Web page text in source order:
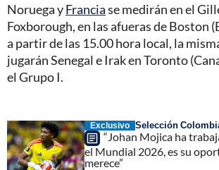
Noruega yFranciase medirán en el
Foxborough, en las afueras de Boston
a partir de las 15.00 hora local, la
jugarán Senegal e Irak en Toronto
el Grupo I.
Exclusivo Selección
“Johan Mojica ha
el Mundial 2026, es su
merece”